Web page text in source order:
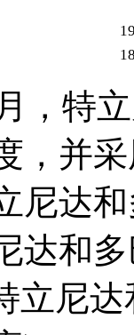
，特
，并
尼达
达和
立尼